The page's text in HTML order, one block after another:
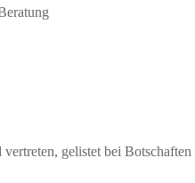
gelistet bei